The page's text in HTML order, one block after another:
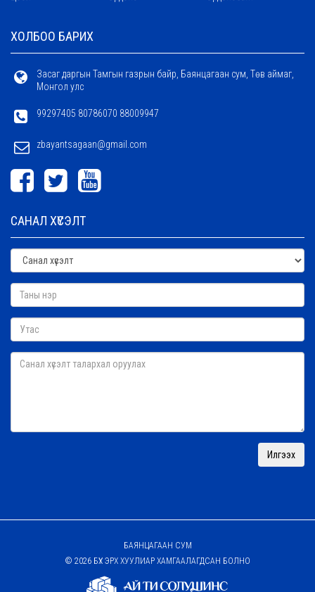
ХОЛБОО БАРИХ
Засаг даргын Тамгын газрын байр, Баянцагаан сум, Төв аймаг,
Монгол улс
99297405 80786070 88009947
zbayantsagaan@gmail.com
САНАЛ ХҮСЭЛТ
БАЯНЦАГААН СУМ
© 2026 БҮХ ЭРХ ХУУЛИАР ХАМГААЛАГДСАН БОЛНО